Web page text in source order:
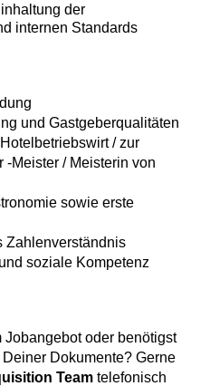
der
internen Standards
und Gastgeberqualitäten
/ zur
-Meister / Meisterin von
sowie erste
Zahlenverständnis
soziale Kompetenz
Jobangebot oder benötigst
Dokumente? Gerne
Team telefonisch